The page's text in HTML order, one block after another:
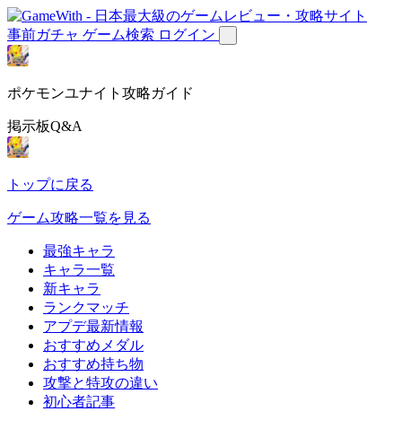
事前ガチャ ゲーム検索 ログイン
ポケモンユナイト攻略ガイド
掲示板Q&A
トップに戻る
ゲーム攻略一覧を見る
最強キャラ
キャラ一覧
新キャラ
ランクマッチ
アプデ最新情報
おすすめメダル
おすすめ持ち物
攻撃と特攻の違い
初心者記事